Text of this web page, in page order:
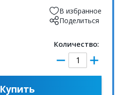
В избранное
Поделиться
Количество:
Купить